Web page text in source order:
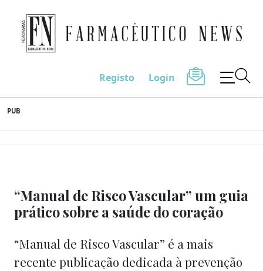
to
content
Farmacêutico News
Registo Login
PUB
“Manual de Risco Vascular” um guia
prático sobre a saúde do coração
“Manual de Risco Vascular” é a mais
recente publicação dedicada à prevenção